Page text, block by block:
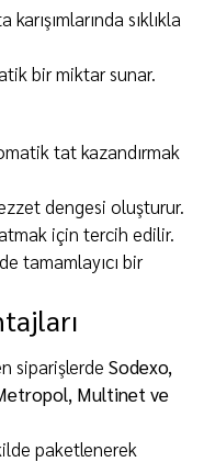
sıklıkla
bir miktar sunar.
tat kazandırmak
dengesi oluşturur.
için tercih edilir.
tamamlayıcı bir
siparişlerde Sodexo,
Multinet ve
paketlenerek